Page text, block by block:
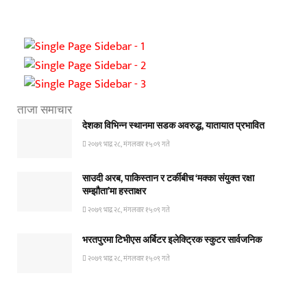
ताजा समाचार
देशका विभिन्न स्थानमा सडक अवरुद्ध, यातायात प्रभावित
२०७९ भाद्र २८, मंगलवार १५:०९ गते
साउदी अरब, पाकिस्तान र टर्कीबीच ‘मक्का संयुक्त रक्षा
सम्झौता’मा हस्ताक्षर
२०७९ भाद्र २८, मंगलवार १५:०९ गते
भरतपुरमा टिभीएस अर्बिटर इलेक्ट्रिक स्कुटर सार्वजनिक
२०७९ भाद्र २८, मंगलवार १५:०९ गते